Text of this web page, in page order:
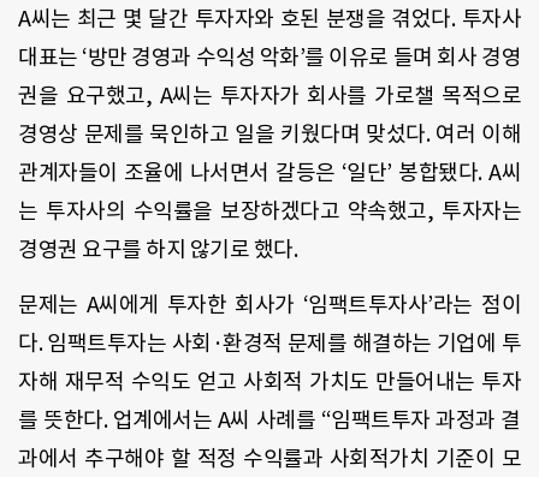
A씨는 최근 몇 달간 투자자와 호된 분쟁을 겪었다. 투자사
대표는 ‘방만 경영과 수익성 악화’를 이유로 들며 회사 경영
권을 요구했고, A씨는 투자자가 회사를 가로챌 목적으로
경영상 문제를 묵인하고 일을 키웠다며 맞섰다. 여러 이해
관계자들이 조율에 나서면서 갈등은 ‘일단’ 봉합됐다. A씨
는 투자사의 수익률을 보장하겠다고 약속했고, 투자자는
경영권 요구를 하지 않기로 했다.
문제는 A씨에게 투자한 회사가 ‘임팩트투자사’라는 점이
다. 임팩트투자는 사회·환경적 문제를 해결하는 기업에 투
자해 재무적 수익도 얻고 사회적 가치도 만들어내는 투자
를 뜻한다. 업계에서는 A씨 사례를 “임팩트투자 과정과 결
과에서 추구해야 할 적정 수익률과 사회적가치 기준이 모